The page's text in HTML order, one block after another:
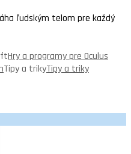
ľudským telom pre každý
Hry a programy pre Oculus
Tipy a trikyTipy a triky